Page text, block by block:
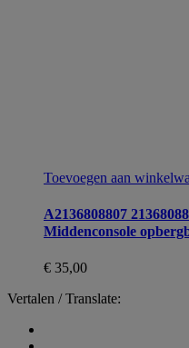
Toevoegen aan
A2136808807
Middenconsole
€ 35,00
Vertalen / Translate: